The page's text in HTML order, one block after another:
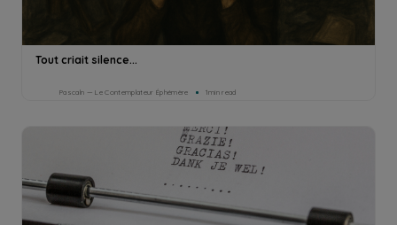
Tout criait silence...
Pascaln — Le Contemplateur Éphémère 1min read